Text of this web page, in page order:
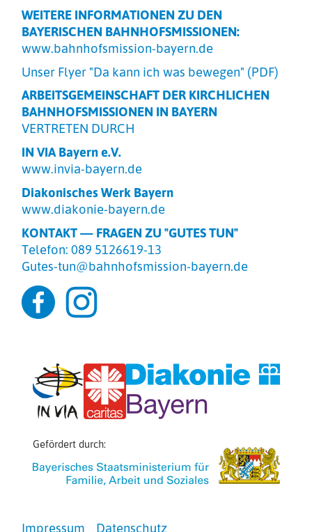
WEITERE INFORMATIONEN ZU DEN
BAYERISCHEN BAHNHOFSMISSIONEN:
www.bahnhofsmission-bayern.de
Unser Flyer "Da kann ich was bewegen" (PDF)
ARBEITSGEMEINSCHAFT DER KIRCHLICHEN
BAHNHOFSMISSIONEN IN BAYERN
VERTRETEN DURCH
IN VIA Bayern e.V.
www.invia-bayern.de
Diakonisches Werk Bayern
www.diakonie-bayern.de
KONTAKT — FRAGEN ZU "GUTES TUN"
Telefon: 089 5126619-13
Gutes-tun@bahnhofsmission-bayern.de
Gefördert durch:
Impressum Datenschutz